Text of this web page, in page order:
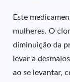
Este
mulheres. O
diminuição da
levar a
ao se levantar,